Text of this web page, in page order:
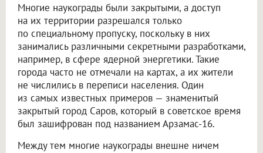
Многие наукограды были закрытыми, а доступ
на их территории разрешался только
по специальному пропуску, поскольку в них
занимались различными секретными разработками,
например, в сфере ядерной энергетики. Такие
города часто не отмечали на картах, а их жители
не числились в переписи населения. Один
из самых известных примеров — знаменитый
закрытый город Саров, который в советское время
был зашифрован под названием Арзамас-16.
Между тем многие наукограды внешне ничем